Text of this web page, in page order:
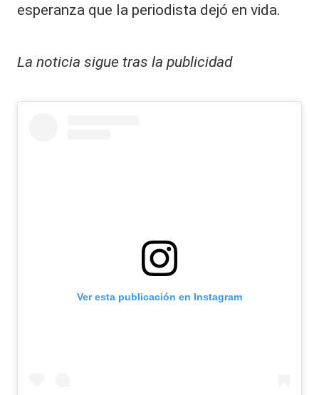
esperanza que la periodista dejó en vida.
La noticia sigue tras la publicidad
Ver esta publicación en Instagram